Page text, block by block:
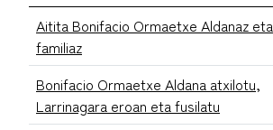
Aitita Bonifacio Ormaetxe Aldanaz eta
familiaz
Bonifacio Ormaetxe Aldana atxilotu,
Larrinagara eroan eta fusilatu